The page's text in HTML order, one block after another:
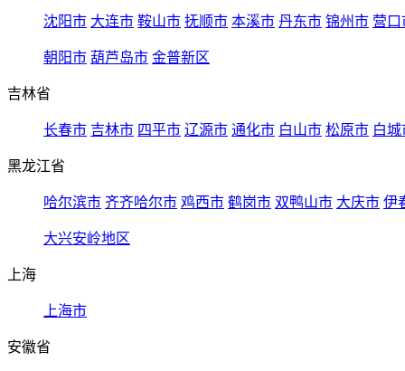
沈阳市 大连市 鞍山市 抚顺市 本溪市 丹东市 锦州市 营口
朝阳市 葫芦岛市 金普新区
吉林省
长春市 吉林市 四平市 辽源市 通化市 白山市 松原市 白城
黑龙江省
哈尔滨市 齐齐哈尔市 鸡西市 鹤岗市 双鸭山市 大庆市 伊
大兴安岭地区
上海
上海市
安徽省